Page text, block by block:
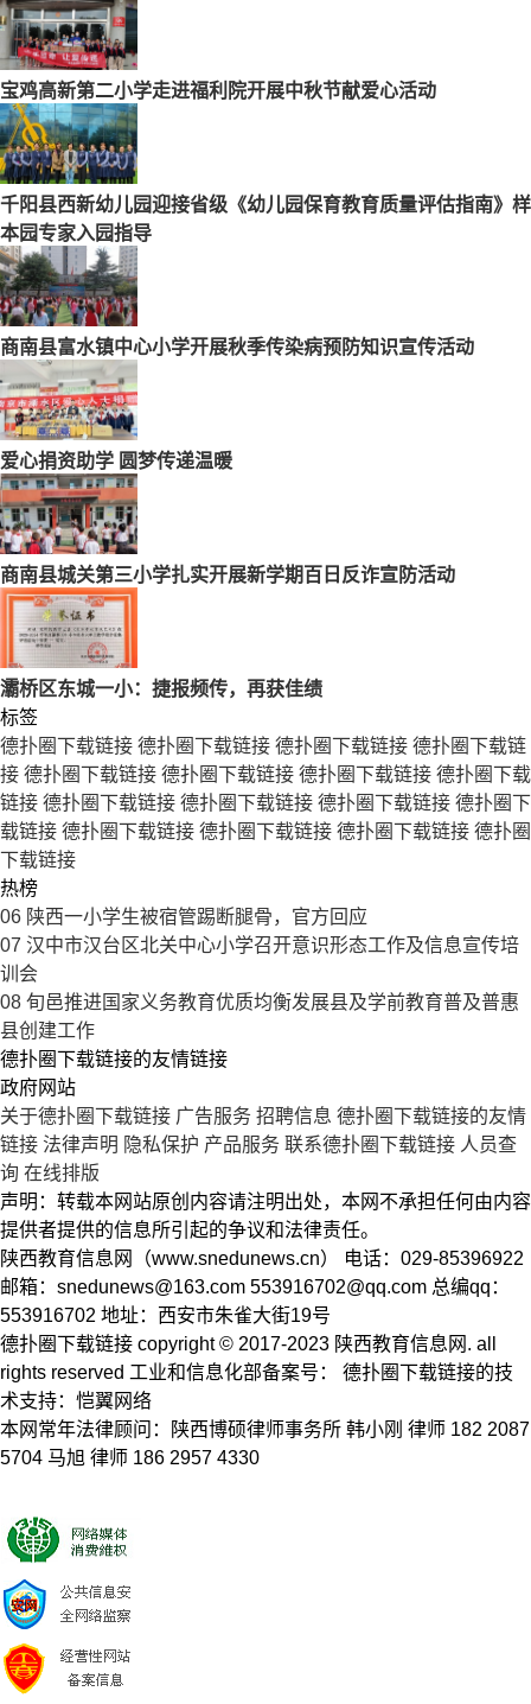
宝鸡高新第二小学走进福利院开展中秋节献爱心活动
千阳县西新幼儿园迎接省级《幼儿园保育教育质量评估指南》样
本园专家入园指导
商南县富水镇中心小学开展秋季传染病预防知识宣传活动
爱心捐资助学 圆梦传递温暖
商南县城关第三小学扎实开展新学期百日反诈宣防活动
灞桥区东城一小：捷报频传，再获佳绩
标签
德扑圈下载链接 德扑圈下载链接 德扑圈下载链接 德扑圈下载链
接 德扑圈下载链接 德扑圈下载链接 德扑圈下载链接 德扑圈下载
链接 德扑圈下载链接 德扑圈下载链接 德扑圈下载链接 德扑圈下
载链接 德扑圈下载链接 德扑圈下载链接 德扑圈下载链接 德扑圈
下载链接
热榜
06 陕西一小学生被宿管踢断腿骨，官方回应
07 汉中市汉台区北关中心小学召开意识形态工作及信息宣传培
训会
08 旬邑推进国家义务教育优质均衡发展县及学前教育普及普惠
县创建工作
德扑圈下载链接的友情链接
政府网站
关于德扑圈下载链接 广告服务 招聘信息 德扑圈下载链接的友情
链接 法律声明 隐私保护 产品服务 联系德扑圈下载链接 人员查
询 在线排版
声明：转载本网站原创内容请注明出处，本网不承担任何由内容
提供者提供的信息所引起的争议和法律责任。
陕西教育信息网（www.snedunews.cn） 电话：029-85396922
邮箱： snedunews@163.com 553916702@qq.com 总编qq：
553916702 地址：西安市朱雀大街19号
德扑圈下载链接 copyright © 2017-2023 陕西教育信息网. all
rights reserved 工业和信息化部备案号： 德扑圈下载链接的技
术支持：恺翼网络
本网常年法律顾问：陕西博硕律师事务所 韩小刚 律师 182 2087
5704 马旭 律师 186 2957 4330